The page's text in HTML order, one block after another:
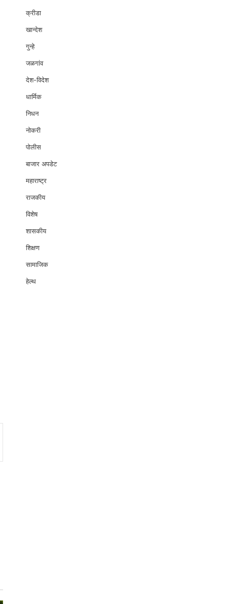
क्रीडा
खान्देश
गुन्हे
जळगांव
देश-विदेश
धार्मिक
निधन
नोकरी
पोलीस
बाजार अपडेट
महाराष्ट्र
राजकीय
विशेष
शासकीय
शिक्षण
सामाजिक
हेल्थ